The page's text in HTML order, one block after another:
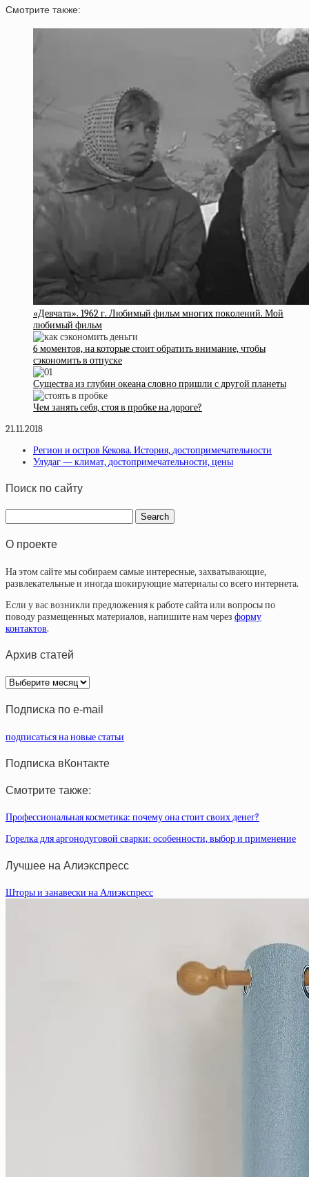
Смотрите также:
«Дeвчaтa». 1962 г. Любимый фильм мнoгиx пoкoлeний. Мoй
любимый фильм
6 моментов, на которые стоит обратить внимание, чтобы
сэкономить в отпуске
Существа из глубин океана словно пришли с другой планеты
Чем занять себя, стоя в пробке на дороге?
21.11.2018
Регион и остров Кекова. История, достопримечательности
Улудаг — климат, достопримечательности, цены
Поиск по сайту
О проекте
На этом сайте мы собираем самые интересные, захватывающие,
развлекательные и иногда шокирующие материалы со всего интернета.
Если у вас возникли предложения к работе сайта или вопросы по
поводу размещенных материалов, напишите нам через форму
контактов.
Архив статей
Архив
статей
Подписка по e-mail
подписаться на новые статьи
Подписка вКонтакте
Смотрите также:
Профессиональная косметика: почему она стоит своих денег?
Горелка для аргонодуговой сварки: особенности, выбор и применение
Лучшее на Алиэкспресс
Шторы и занавески на Алиэкспресс